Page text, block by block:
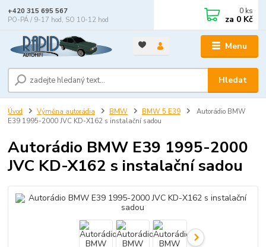
Menu
Hledat
+420 315 695 567
PO-PÁ / 9-17 hod, SO 10-12 hod
0 ks
za 0 Kč
Úvod Výměna autorádia BMW BMW 5 E39
Autorádio BMW
E39 1995-2000 JVC KD-X162 s instalační sadou
Autorádio BMW E39 1995-2000
JVC KD-X162 s instalační sadou